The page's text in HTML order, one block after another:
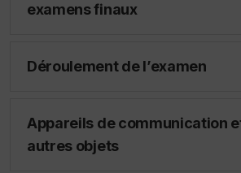
examens finaux
Déroulement de l’examen
Appareils de communication
autres objets